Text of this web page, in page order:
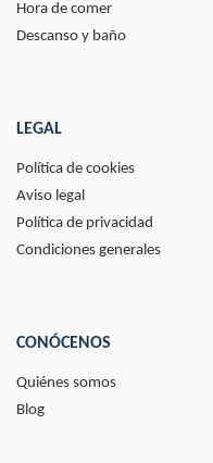
Hora de comer
Descanso y baño
LEGAL
Política de cookies
Aviso legal
Política de privacidad
Condiciones generales
CONÓCENOS
Quiénes somos
Blog